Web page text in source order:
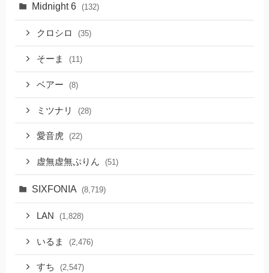
Midnight 6 (132)
クロシロ (35)
そーま (11)
ベアー (8)
ミツナリ (28)
愛音虎 (22)
虚無虚無ぷりん (51)
SIXFONIA (8,719)
LAN (1,828)
いるま (2,476)
すち (2,547)